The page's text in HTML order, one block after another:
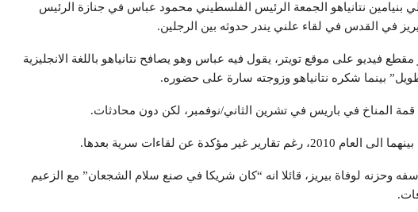
بنيامين نتانياهو الجمعة الرئيس الفلسطيني محمود عباس في جنازة الرئيس
في القدس في لقاء علني يندر حدوثه بين الرجلين.
فيديو على موقع تويتر، يقول فيه عباس وهو يصافح نتانياهو باللغة الانجليزية
بينما شكره نتانياهو وزوجته سارة على حضوره.
قمة المناخ في باريس في تشرين الثاني/نوفمبر، لكن دون محادثات.
غير مؤكدة عن لقاءات سرية بعدها.
وحزنه لوفاة بيريز، قائلا انه “كان شريكا في صنع سلام الشجعان” مع الزعيم